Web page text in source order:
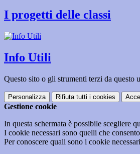
I progetti delle classi
Info Utili
Questo sito o gli strumenti terzi da
Personalizza Rifiuta tutti i cookies
Gestione cookie
In questa schermata è possibile scegliere
I cookie necessari sono quelli che
Per conoscere quali sono i cookie